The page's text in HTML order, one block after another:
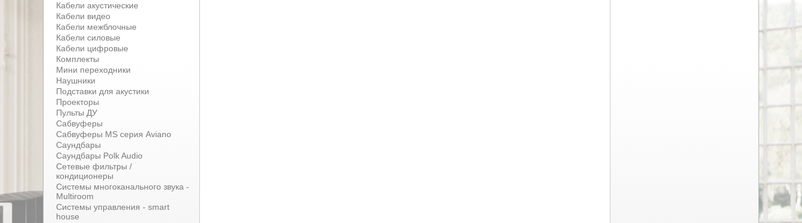
Кабели акустические
Кабели видео
Кабели межблочные
Кабели силовые
Кабели цифровые
Комплекты
Мини переходники
Наушники
Подставки для акустики
Проекторы
Пульты ДУ
Сабвуферы
Сабвуферы MS серия Aviano
Саундбары
Саундбары Polk Audio
Сетевые фильтры /
кондиционеры
Системы многоканального звука -
Multiroom
Системы управления - smart
house